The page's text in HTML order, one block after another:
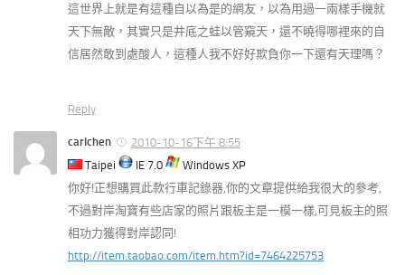
這世界上就是有這種自以為是的網友，以為用過一兩樣手機就
天下無敵，其實只是井底之蛙以管窺天，還不曉得哪裡來的自
信居然敢到處酸人，這種人我不好好欺負你一下還有天理嗎？
Reply
carlchen
2010-10-16下午 8:55
Taipei
IE 7.0
Windows XP
你好!正想購買此款行車記錄器,你的文章提供給我很大的參考,
不過對岸淘寶有些店家的照片跟板主是一模一樣,可見板主的照
相功力獲得對岸認同!
http://item.taobao.com/item.htm?id=7464225753